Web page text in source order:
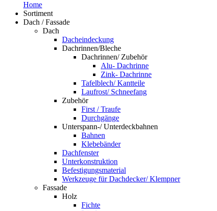
Home
Sortiment
Dach / Fassade
Dach
Dacheindeckung
Dachrinnen/Bleche
Dachrinnen/ Zubehör
Alu- Dachrinne
Zink- Dachrinne
Tafelblech/ Kantteile
Laufrost/ Schneefang
Zubehör
First / Traufe
Durchgänge
Unterspann-/ Unterdeckbahnen
Bahnen
Klebebänder
Dachfenster
Unterkonstruktion
Befestigungsmaterial
Werkzeuge für Dachdecker/ Klempner
Fassade
Holz
Fichte